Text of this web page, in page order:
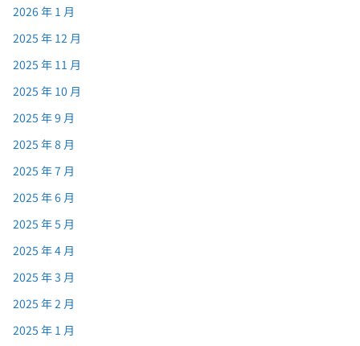
2026 年 1 月
2025 年 12 月
2025 年 11 月
2025 年 10 月
2025 年 9 月
2025 年 8 月
2025 年 7 月
2025 年 6 月
2025 年 5 月
2025 年 4 月
2025 年 3 月
2025 年 2 月
2025 年 1 月